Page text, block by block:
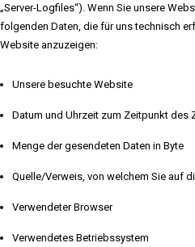
„Server-Logfiles“). Wenn Sie unsere
folgenden Daten, die für uns technisch
Website anzuzeigen:
Unsere besuchte Website
Datum und Uhrzeit zum Zeitpunkt des
Menge der gesendeten Daten in Byte
Quelle/Verweis, von welchem Sie auf
Verwendeter Browser
Verwendetes Betriebssystem